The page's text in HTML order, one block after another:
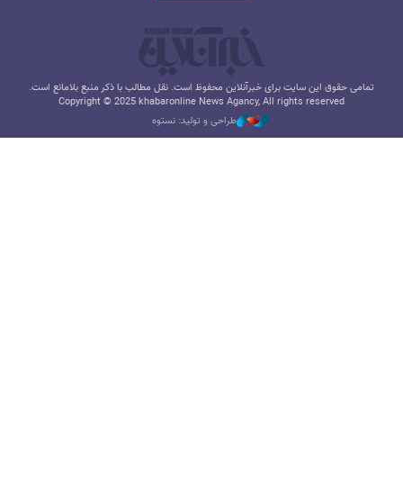
تمامی حقوق این سایت برای خبرآنلاین محفوظ است. نقل مطالب با ذکر منبع بلامانع است.
Copyright © 2025 khabaronline News Agancy, All rights reserved
طراحی و تولید: نستوه